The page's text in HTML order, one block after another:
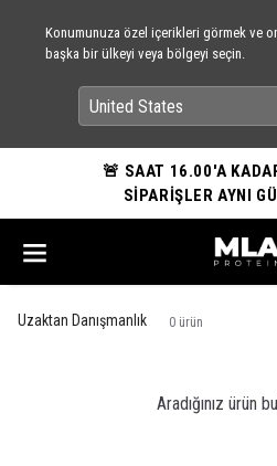
Konumunuza özel içerikleri görmek ve
başka bir ülkeyi veya bölgeyi seçin.
🚨 SAAT 16.00'A
SİPARİŞLER AYNI
Uzaktan Danışmanlık 0 ürün
Aradığınız ürün